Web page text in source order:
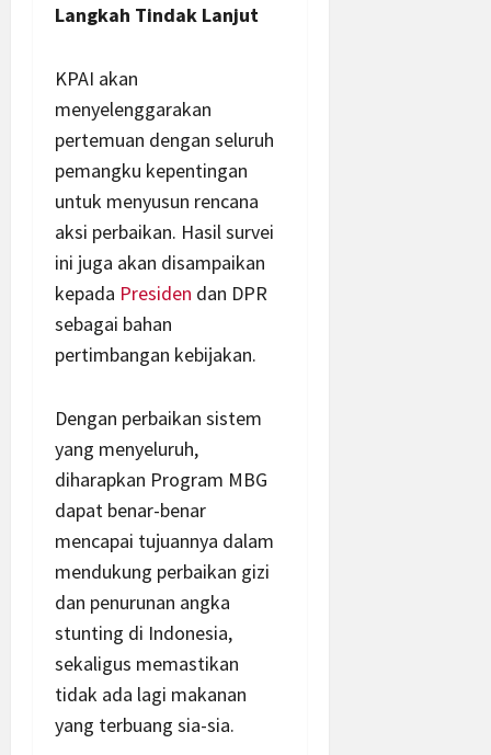
Langkah Tindak Lanjut
KPAI akan
menyelenggarakan
pertemuan dengan seluruh
pemangku kepentingan
untuk menyusun rencana
aksi perbaikan. Hasil survei
ini juga akan disampaikan
kepada Presiden dan DPR
sebagai bahan
pertimbangan kebijakan.
Dengan perbaikan sistem
yang menyeluruh,
diharapkan Program MBG
dapat benar-benar
mencapai tujuannya dalam
mendukung perbaikan gizi
dan penurunan angka
stunting di Indonesia,
sekaligus memastikan
tidak ada lagi makanan
yang terbuang sia-sia.